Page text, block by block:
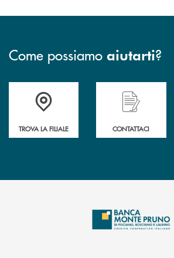
Come possiamo aiutarti?
Accedi all' elenco completo&nbsp;
TROVA LA FILIALE
Hai bisogno di
CONTATTACI